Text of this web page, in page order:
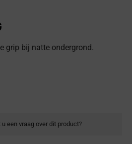
grip bij natte ondergrond.
u een vraag over dit product?